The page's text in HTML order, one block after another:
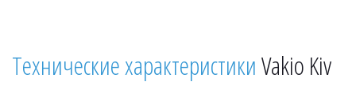
Технические характеристики Vakio Kiv